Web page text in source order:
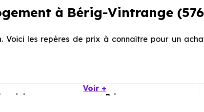
à Bérig-Vintrange
Voici les repères de prix à connaître pour un
minimum Prix moyen
Voir +